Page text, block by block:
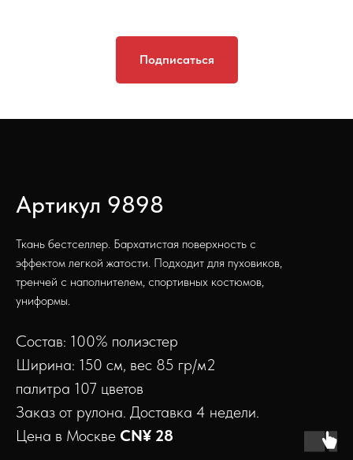
Подписаться
Артикул 9898
Ткань бестселлер. Бархатистая поверхность с
эффектом легкой жатости. Подходит для пуховиков,
тренчей с наполнителем, спортивных костюмов,
униформы.
Состав: 100% полиэстер
Ширина: 150 см, вес 85 гр/м2
палитра 107 цветов
Заказ от рулона. Доставка 4 недели.
Цена в Москве CN¥ 28